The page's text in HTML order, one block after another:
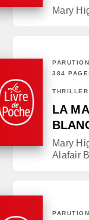
Mary
384
THRILLER
LA
Mary
Alafair